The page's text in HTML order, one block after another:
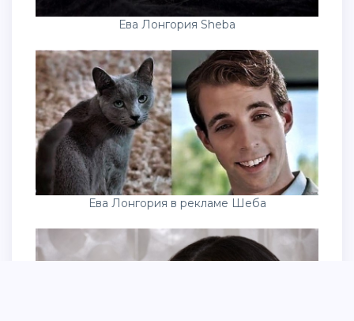
Ева Лонгория Sheba
Ева Лонгория в рекламе Шеба